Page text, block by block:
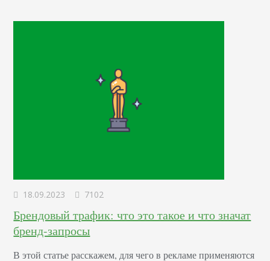
18.09.2023 7102
Брендовый трафик: что это такое и что значат
бренд-запросы
В этой статье расскажем, для чего в рекламе применяются